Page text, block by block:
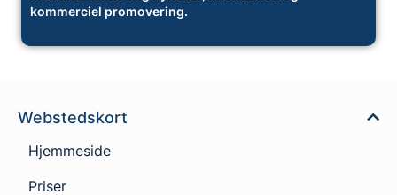
kommerciel promovering.
Webstedskort
Hjemmeside
Priser